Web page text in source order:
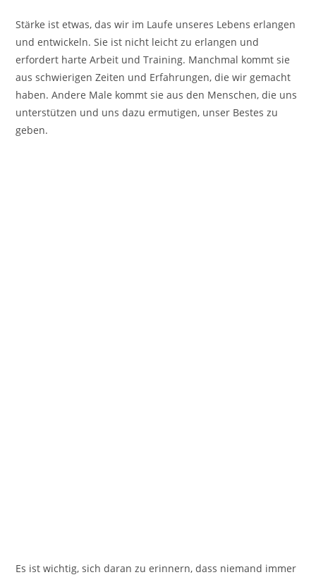
Stärke ist etwas, das wir im Laufe unseres Lebens erlangen
und entwickeln. Sie ist nicht leicht zu erlangen und
erfordert harte Arbeit und Training. Manchmal kommt sie
aus schwierigen Zeiten und Erfahrungen, die wir gemacht
haben. Andere Male kommt sie aus den Menschen, die uns
unterstützen und uns dazu ermutigen, unser Bestes zu
geben.
Es ist wichtig, sich daran zu erinnern, dass niemand immer